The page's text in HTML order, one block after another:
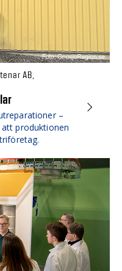
AB,
–
produktionen